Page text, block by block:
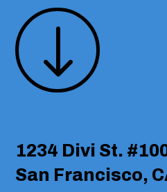
"
1234 Divi St.
San Francisco,